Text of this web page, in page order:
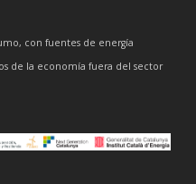
con fuentes de energía
de la economía fuera del sector